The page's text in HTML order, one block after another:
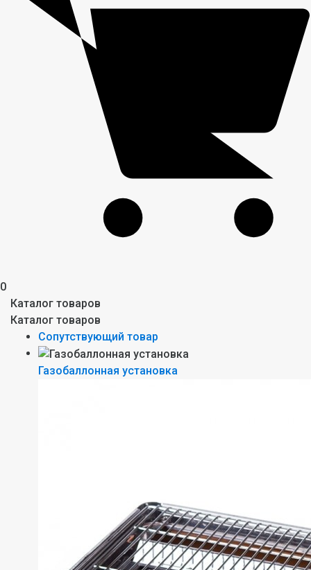
0
Каталог товаров
Каталог товаров
Сопутствующий товар
Газобаллонная установка